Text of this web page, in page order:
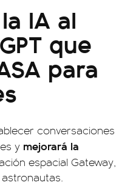
IA al
que
para
conversaciones
y mejorará la
espacial Gateway,